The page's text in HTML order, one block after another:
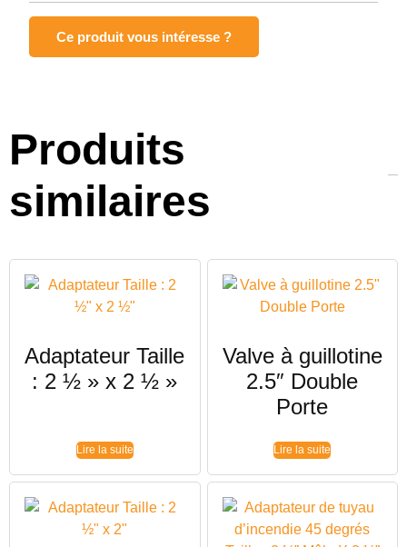
Ce produit vous intéresse ?
Produits
similaires
Adaptateur Taille
: 2 ½ » x 2 ½ »
Lire la suite
Valve à guillotine
2.5″ Double
Porte
Lire la suite